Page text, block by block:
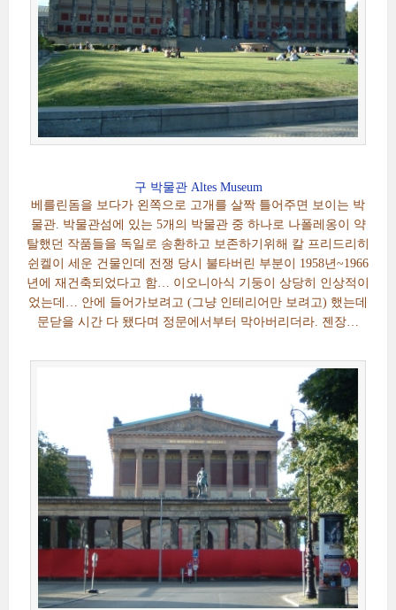
구 박물관 Altes Museum
베를린돔을 보다가 왼쪽으로 고개를 살짝 틀어주면 보이는 박
물관. 박물관섬에 있는 5개의 박물관 중 하나로 나폴레옹이 약
탈했던 작품들을 독일로 송환하고 보존하기위해 칼 프리드리히
쉰켈이 세운 건물인데 전쟁 당시 불타버린 부분이 1958년~1966
년에 재건축되었다고 함… 이오니아식 기둥이 상당히 인상적이
었는데… 안에 들어가보려고 (그냥 인테리어만 보려고) 했는데
문닫을 시간 다 됐다며 정문에서부터 막아버리더라. 젠장…